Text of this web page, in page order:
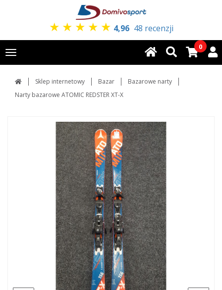
★ ★ ★ ★ ★ 4,96 48 recenzji
Toggle
navigation
0
Sklep internetowy Bazar
Bazarowe narty
Narty bazarowe ATOMIC REDSTER XT-X